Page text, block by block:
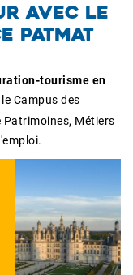
AVEC LE
PATMAT
tourisme en
Campus des
Métiers